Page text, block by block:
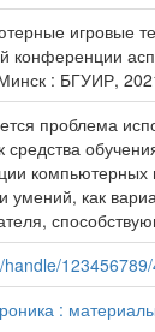
игровые
конференции
: БГУИР,
проблема
средства
компьютерных
умений, как
: